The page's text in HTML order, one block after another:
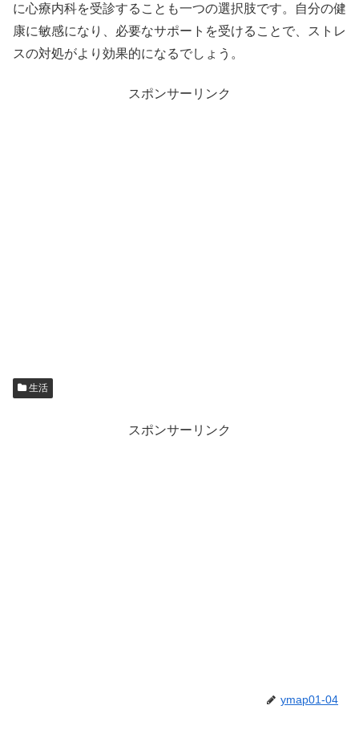
に心療内科を受診することも一つの選択肢です。自分の健
康に敏感になり、必要なサポートを受けることで、ストレ
スの対処がより効果的になるでしょう。
スポンサーリンク
生活
スポンサーリンク
ymap01-04